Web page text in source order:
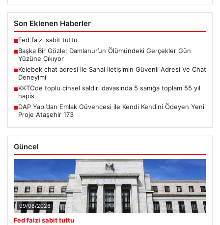
Son Eklenen Haberler
■Fed faizi sabit tuttu
■Başka Bir Gözle: Damlanur’un Ölümündeki Gerçekler Gün
Yüzüne Çıkıyor
■Kelebek chat adresi İle Sanal İletişimin Güvenli Adresi Ve Chat
Deneyimi
■KKTC’de toplu cinsel saldırı davasında 5 sanığa toplam 55 yıl
hapis
■DAP Yapı’dan Emlak Güvencesi ile Kendi Kendini Ödeyen Yeni
Proje Ataşehir 173
Güncel
09/08/2026
Fed faizi sabit tuttu